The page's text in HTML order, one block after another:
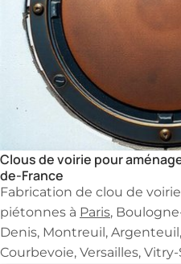
Clous de voirie pour
de-France
Fabrication de clou de
piétonnes à Paris,
Denis, Montreuil,
Courbevoie, Versailles,